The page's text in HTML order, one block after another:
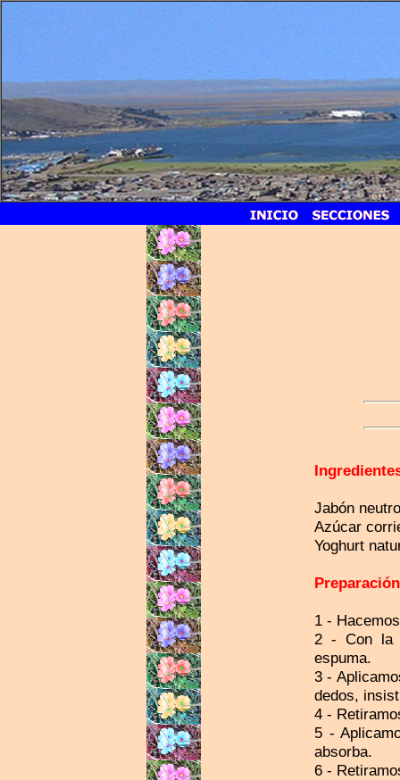
Jabón neutro
Azúcar
Yoghurt
1 -
2 - Con la
espuma.
3 -
dedos,
4 -
5 -
absorba.
6 -